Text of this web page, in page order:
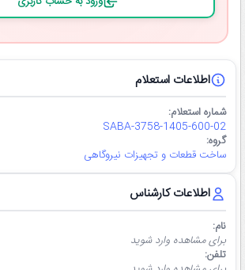
اطلاعات استعلام
شماره استعلام:
SABA-3758-1405-600-02
گروه:
ساخت قطعات و تجهیزات نیروگاهی
اطلاعات کارشناس
نام:
برای مشاهده وارد شوید
تلفن: